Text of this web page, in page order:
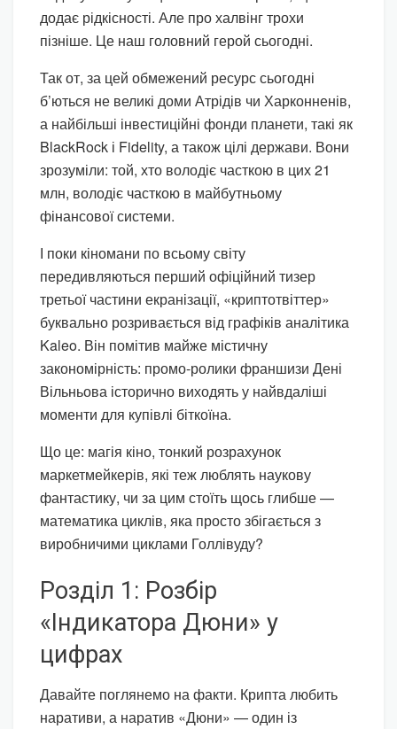
додає рідкісності. Але про халвінг трохи
пізніше. Це наш головний герой сьогодні.
Так от, за цей обмежений ресурс сьогодні
б’ються не великі доми Атрідів чи Харконненів,
а найбільші інвестиційні фонди планети, такі як
BlackRock і Fidelity, а також цілі держави. Вони
зрозуміли: той, хто володіє часткою в цих 21
млн, володіє часткою в майбутньому
фінансової системи.
І поки кіномани по всьому світу
передивляються перший офіційний тизер
третьої частини екранізації, «криптотвіттер»
буквально розривається від графіків аналітика
Kaleo. Він помітив майже містичну
закономірність: промо-ролики франшизи Дені
Вільньова історично виходять у найвдаліші
моменти для купівлі біткоїна.
Що це: магія кіно, тонкий розрахунок
маркетмейкерів, які теж люблять наукову
фантастику, чи за цим стоїть щось глибше —
математика циклів, яка просто збігається з
виробничими циклами Голлівуду?
Розділ 1: Розбір
«Індикатора Дюни» у
цифрах
Давайте поглянемо на факти. Крипта любить
наративи, а наратив «Дюни» — один із